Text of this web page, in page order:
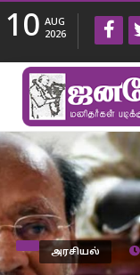
10 AUG
2026
அரசியல்